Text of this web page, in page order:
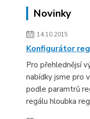
Novinky
14.10.2015
Konfigurátor
Pro přehlednějsí
nabídky jsme pro
podle paramtrů
regálu hloubka